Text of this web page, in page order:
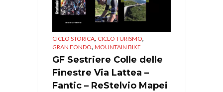
CICLO STORICA, CICLO TURISMO,
GRAN FONDO, MOUNTAIN BIKE
GF Sestriere Colle delle
Finestre Via Lattea –
Fantic – ReStelvio Mapei